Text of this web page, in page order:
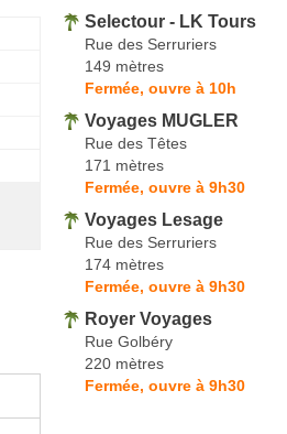
Selectour - LK Tours
Rue des Serruriers
149 mètres
Fermée, ouvre à 10h
Voyages MUGLER
Rue des Têtes
171 mètres
Fermée, ouvre à 9h30
Voyages Lesage
Rue des Serruriers
174 mètres
Fermée, ouvre à 9h30
Royer Voyages
Rue Golbéry
220 mètres
Fermée, ouvre à 9h30